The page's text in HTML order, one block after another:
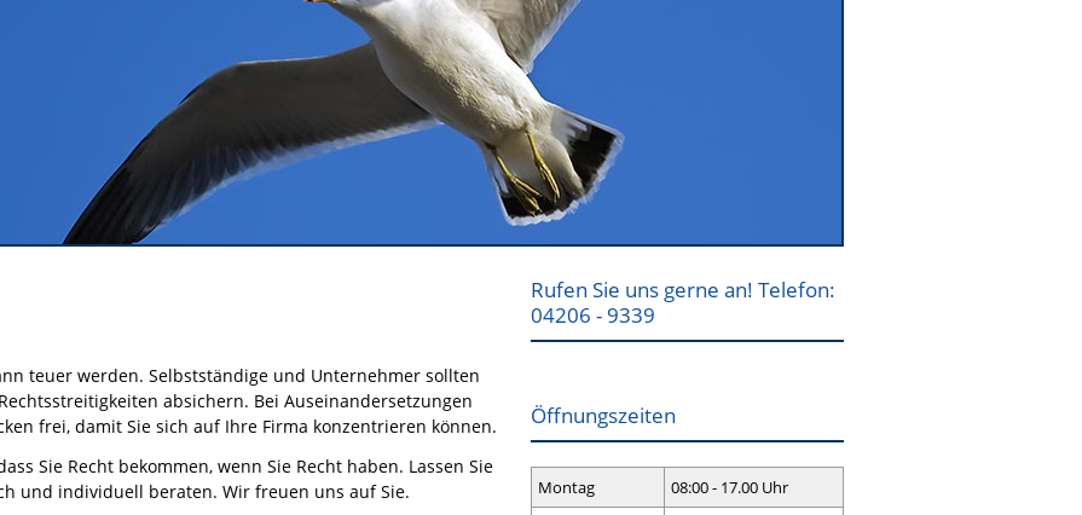
Rufen Sie uns gerne an! Telefon:
04206 - 9339
Öffnungszeiten
Montag
08:00 - 17.00 Uhr
teuer werden. Selbstständige und Unternehmer sollten
absichern. Bei Auseinandersetzungen
frei, damit Sie sich auf Ihre Firma konzentrieren können.
Sie Recht bekommen, wenn Sie Recht haben. Lassen Sie
und individuell beraten. Wir freuen uns auf Sie.